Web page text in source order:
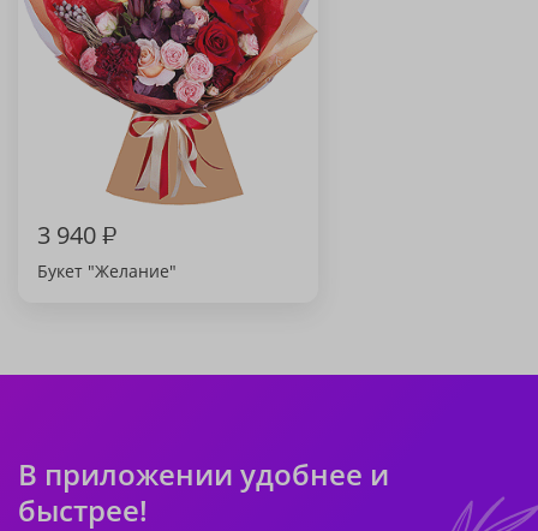
3 940₽
Букет "Желание"
В приложении удобнее и
быстрее!